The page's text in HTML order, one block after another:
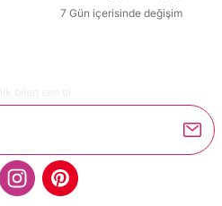
7 Gün içerisinde değişim